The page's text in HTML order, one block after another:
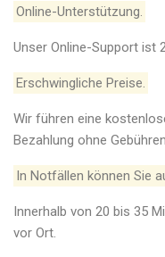
Online-Unterstützung.
Unser Online-Support ist
Erschwingliche Preise.
Wir führen eine
Bezahlung ohne
In Notfällen können Sie
Innerhalb von 20 bis 35
vor Ort.